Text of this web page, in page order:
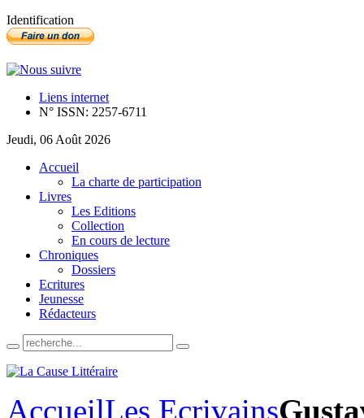
Identification
Liens internet
N° ISSN: 2257-6711
Jeudi, 06 Août 2026
Accueil
La charte de participation
Livres
Les Editions
Collection
En cours de lecture
Chroniques
Dossiers
Ecritures
Jeunesse
Rédacteurs
AccueilLes Ecrivains